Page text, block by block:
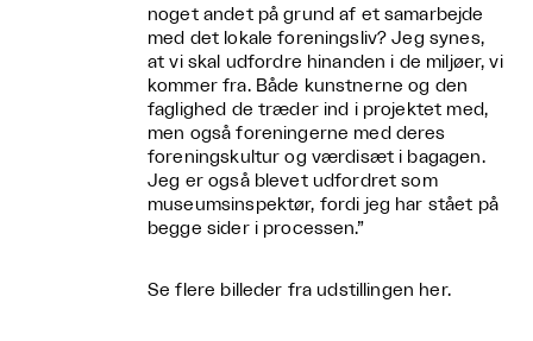
noget andet på grund af et samarbejde
med det lokale foreningsliv? Jeg synes,
at vi skal udfordre hinanden i de miljøer, vi
kommer fra. Både kunstnerne og den
faglighed de træder ind i projektet med,
men også foreningerne med deres
foreningskultur og værdisæt i bagagen.
Jeg er også blevet udfordret som
museumsinspektør, fordi jeg har stået på
begge sider i processen.”
Se flere billeder fra udstillingen her.